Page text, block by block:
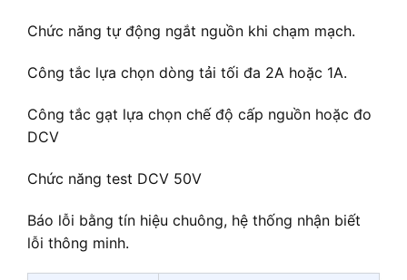
Chức năng tự động ngắt nguồn khi chạm mạch.
Công tắc lựa chọn dòng tải tối đa 2A hoặc 1A.
Công tắc gạt lựa chọn chế độ cấp nguồn hoặc đo
DCV
Chức năng test DCV 50V
Báo lỗi bằng tín hiệu chuông, hệ thống nhận biết
lỗi thông minh.